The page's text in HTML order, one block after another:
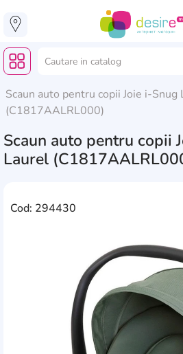
Scaun auto pentru copii Joie i-Snug
(C1817AALRL000)
Scaun auto pentru copii
Laurel
Cod: 294430